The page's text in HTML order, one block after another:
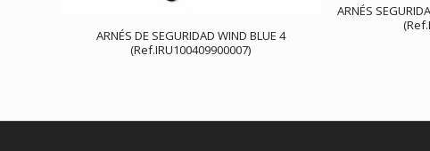
ARNÉS DE SEGURIDAD WIND BLUE 4
(Ref.IRU100409900007)
ARNÉS